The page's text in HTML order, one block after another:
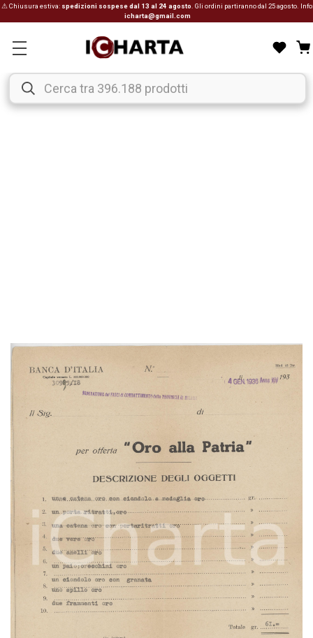
⚠ Chiusura estiva: spedizioni sospese dal 13 al 24 agosto . Gli ordini partiranno dal 25 agosto. Info:
icharta@gmail.com